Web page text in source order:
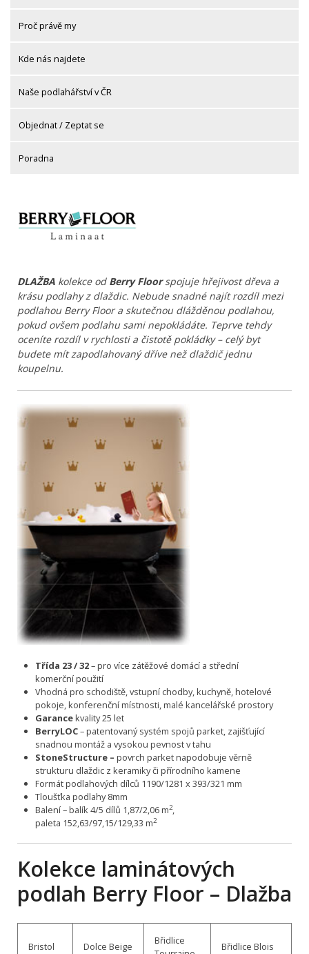
Proč právě my
Kde nás najdete
Naše podlahářství v ČR
Objednat / Zeptat se
Poradna
DLAŽBA kolekce od Berry Floorspojuje hřejivost dřeva a
krásu podlahy z dlaždic. Nebude snadné najít rozdíl mezi
podlahou Berry Floor a skutečnou dlážděnou podlahou,
pokud ovšem podlahu sami nepokládáte. Teprve tehdy
oceníte rozdíl v rychlosti a čistotě pokládky – celý byt
budete mít zapodlahovaný dříve než dlaždič jednu
koupelnu.
Třída 23 / 32– pro více zátěžové domácí a střední
komerční použití
Vhodná pro schodiště, vstupní chodby, kuchyně, hotelové
pokoje, konferenční místnosti, malé kancelářské prostory
Garancekvality 25 let
BerryLOC– patentovaný systém spojů parket, zajišťující
snadnou montáž a vysokou pevnost v tahu
StoneStructure – povrch parket napodobuje věrně
strukturu dlaždic z keramiky či přírodního kamene
Formát podlahových dílců 1190/1281 x 393/321 mm
Tloušťka podlahy 8mm
Balení – balík 4/5 dílů 1,87/2,06m2,
paleta 152,63/97,15/129,33 m2
Kolekce laminátových
podlah Berry Floor – Dlažba
Bristol Dolce Beige
Břidlice
Břidlice Blois